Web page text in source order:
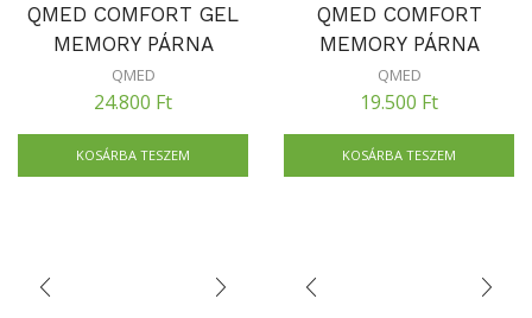
QMED COMFORT GEL
MEMORY PÁRNA
QMED
24.800 Ft
KOSÁRBA TESZEM
QMED COMFORT
MEMORY PÁRNA
QMED
19.500 Ft
KOSÁRBA TESZEM